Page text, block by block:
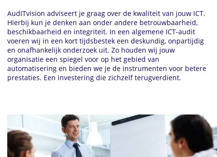
AudITvision adviseert je graag over de kwaliteit van jouw ICT.
Hierbij kun je denken aan onder andere betrouwbaarheid,
beschikbaarheid en integriteit. In een algemene ICT-audit
voeren wij in een kort tijdsbestek een deskundig, onpartijdig
en onafhankelijk onderzoek uit. Zo houden wij jouw
organisatie een spiegel voor op het gebied van
automatisering en bieden we je de instrumenten voor betere
prestaties. Een investering die zichzelf terugverdient.